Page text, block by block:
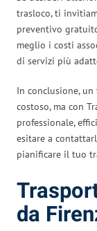
trasloco, ti
preventivo
meglio i costi
di servizi più
In conclusione,
costoso, ma con
professionale,
esitare a
pianificare il tuo
da